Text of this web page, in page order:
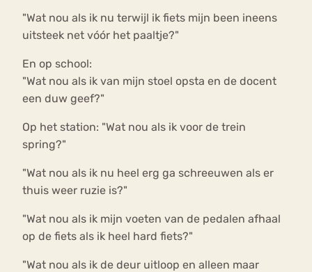
"Wat nou als ik nu terwijl ik fiets mijn been ineens
uitsteek net vóór het paaltje?"
En op school:
"Wat nou als ik van mijn stoel opsta en de docent
een duw geef?"
Op het station: "Wat nou als ik voor de trein
spring?"
"Wat nou als ik nu heel erg ga schreeuwen als er
thuis weer ruzie is?"
"Wat nou als ik mijn voeten van de pedalen afhaal
op de fiets als ik heel hard fiets?"
"Wat nou als ik de deur uitloop en alleen maar